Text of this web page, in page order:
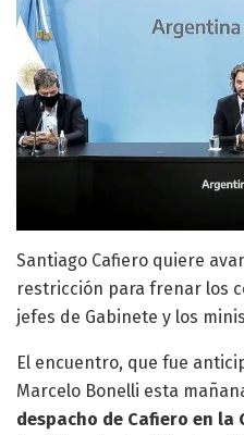
Santiago Cafiero quiere
restricción para frenar los
jefes de Gabinete y los
El encuentro, que fue
Marcelo Bonelli esta
despacho de Cafiero en la